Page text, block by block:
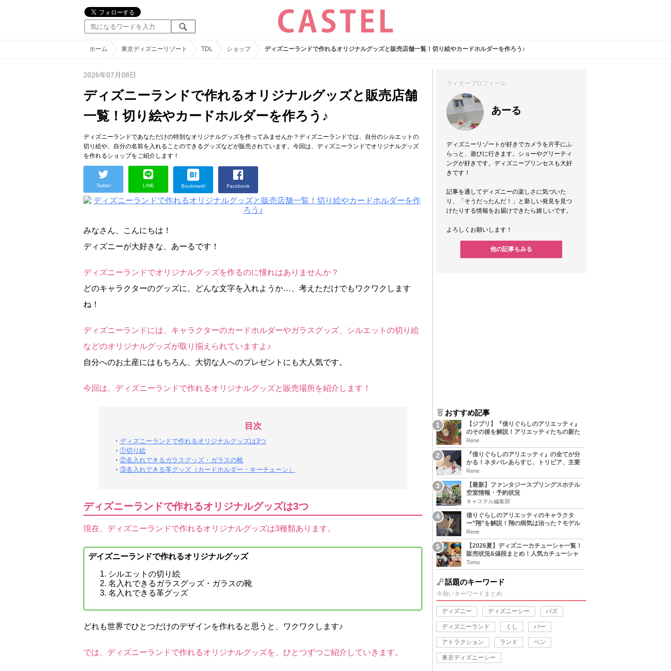
ホーム 東京ディズニーリゾート TDL ショップ ディズニーランドで作れるオリジナルグッズと販売店舗一覧！切り絵やカードホルダーを作ろう♪
2026年07月08日
ディズニーランドで作れるオリジナルグッズと販売店舗
一覧！切り絵やカードホルダーを作ろう♪
ディズニーランドであなただけの特別なオリジナルグッズを作ってみませんか？ディズニーランドでは、自分のシルエットの
切り絵や、自分の名前を入れることのできるグッズなどが販売されています。今回は、ディズニーランドでオリジナルグッズ
を作れるショップをご紹介します！
Twitter LINE Bookmark! Facebook
みなさん、こんにちは！
ディズニーが大好きな、あーるです！
ディズニーランドでオリジナルグッズを作るのに憧れはありませんか？
どのキャラクターのグッズに、どんな文字を入れようか…、考えただけでもワクワクします
ね！
ディズニーランドには、キャラクターのカードホルダーやガラスグッズ、シルエットの切り絵
などのオリジナルグッズが取り揃えられていますよ♪
自分へのお土産にはもちろん、大切な人へのプレゼントにも大人気です。
今回は、ディズニーランドで作れるオリジナルグッズと販売場所を紹介します！
目次
・ ディズニーランドで作れるオリジナルグッズは3つ
・ ①切り絵
・ ②名入れできるガラスグッズ・ガラスの靴
・ ③名入れできる革グッズ（カードホルダー・キーチェーン）
ディズニーランドで作れるオリジナルグッズは3つ
現在、ディズニーランドで作れるオリジナルグッズは3種類あります。
デイズニーランドで作れるオリジナルグッズ
シルエットの切り絵
名入れできるガラスグッズ・ガラスの靴
名入れできる革グッズ
どれも世界でひとつだけのデザインを作れると思うと、ワクワクします♪
では、ディズニーランドで作れるオリジナルグッズを、ひとつずつご紹介していきます。
ライタープロフィール
あーる
ディズニーリゾートが好きでカメラを片手にふ
らっと、遊びに行きます。ショーやグリーティ
ングが好きです。ディズニープリンセスも大好
きです！
記事を通してディズニーの楽しさに気づいた
り、「そうだったんだ！」と新しい発見を見つ
けたりする情報をお届けできたら嬉しいです。
よろしくお願いします！
他の記事もみる
おすすめ記事
【ジブリ】『借りぐらしのアリエッティ』
のその後を解説！アリエッティたちの新た
な住処は？翔の病気は治る？
Rene
『借りぐらしのアリエッティ』の全てが分
かる！ネタバレあらすじ、トリビア、主要
キャラまとめ！
Rene
【最新】ファンタジースプリングスホテル
空室情報・予約状況
キャステル編集部
借りぐらしのアリエッティのキャラクタ
ー”翔”を解説！翔の病気は治った？モデル
は誰？
Rene
【2026夏】ディズニーカチューシャ一覧！
販売状況&値段まとめ！人気カチューシャ
をチェック
Tomo
話題のキーワード
今熱いキーワードまとめ
ディズニー ディズニーシー バズ
ディズニーランド くし バー
アトラクション ランド ペン
東京ディズニーシー